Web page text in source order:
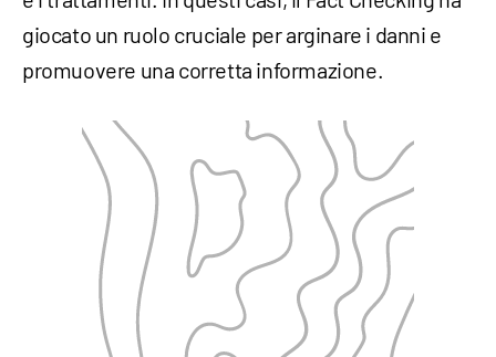
giocato un ruolo cruciale per arginare i danni e
promuovere una corretta informazione.